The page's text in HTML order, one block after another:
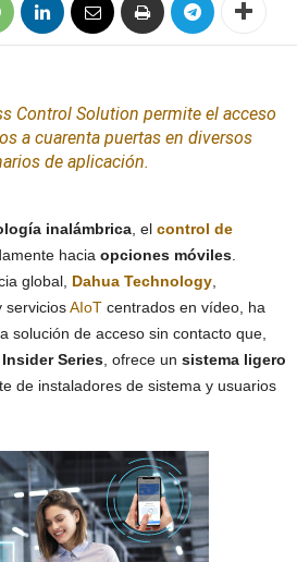
Control Solution permite el acceso
a cuarenta puertas en diversos
de aplicación.
inalámbrica , el control de
hacia opciones móviles
global, Dahua Technology
serviciosAIoT centrados en vídeo, ha
solución de acceso sin contacto que,
Insider Series , ofrece un sistema ligero
de instaladores de sistema y usuarios